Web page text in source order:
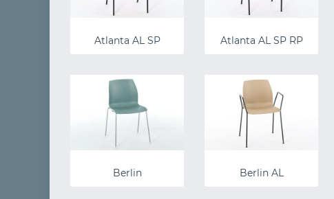
Atlanta AL SP Atlanta AL SP RP
Berlin Berlin AL